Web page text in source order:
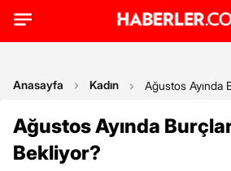
Anasayfa Kadın Ağustos Ayında
Ağustos Ayında
Bekliyor?